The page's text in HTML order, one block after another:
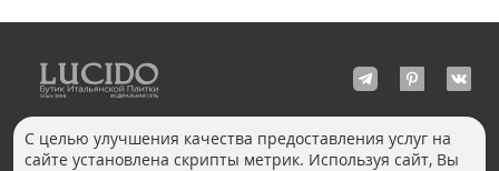
С целью улучшения качества предоставления услуг на
сайте установлена скрипты метрик. Используя сайт, Вы